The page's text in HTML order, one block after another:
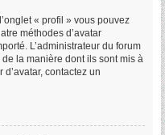
« profil » vous pouvez
méthodes d’avatar
L’administrateur du forum
la manière dont ils sont mis à
contactez un